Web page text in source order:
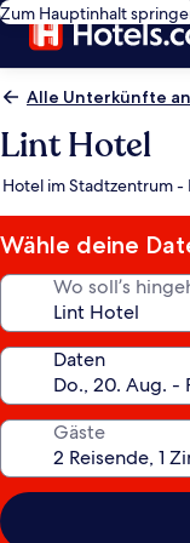
Zum Hauptinhalt
Alle Unterkünfte
Lint Hotel
Hotel im Stadtzentrum -
Wähle deine
Wo soll’s
Daten
Gäste